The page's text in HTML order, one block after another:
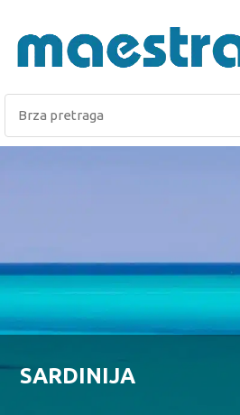
SARDINIJA